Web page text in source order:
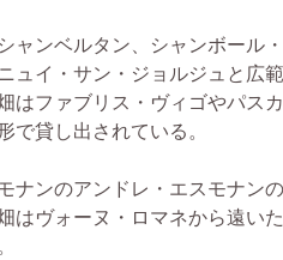
ャンベルタン、シャンボール
ュイ・サン・ジョルジュと広
はファブリス・ヴィゴやパス
で貸し出されている。
ナンのアンドレ・エスモナン
はヴォーヌ・ロマネから遠い